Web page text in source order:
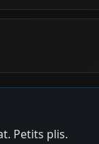
Petits plis.